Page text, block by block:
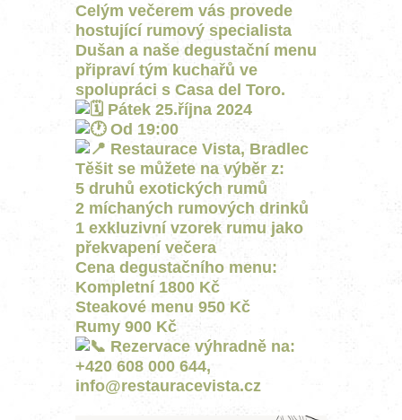
Celým večerem vás provede
hostující rumový specialista
Dušan a naše degustační menu
připraví tým kuchařů ve
spolupráci s Casa del Toro.
Pátek 25.října 2024
Od 19:00
Restaurace Vista, Bradlec
Těšit se můžete na výběr z:
5 druhů exotických rumů
2 míchaných rumových drinků
1 exkluzivní vzorek rumu jako
překvapení večera
Cena degustačního menu:
Kompletní 1800 Kč
Steakové menu 950 Kč
Rumy 900 Kč
Rezervace výhradně na:
+420 608 000 644,
info@restauracevista.cz